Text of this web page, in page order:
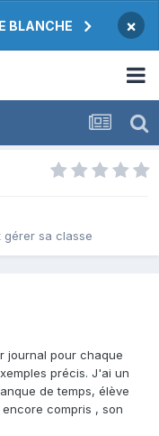
BLANCHE ×
gérer sa classe
journal pour chaque
précis. J'ai un
de temps, élève
compris , son